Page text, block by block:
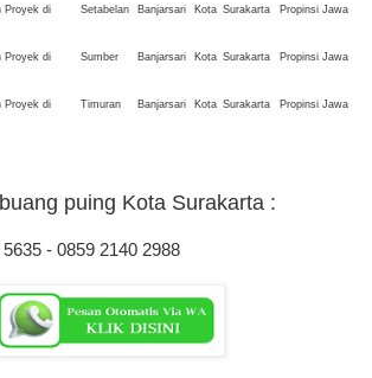
Proyek di
Setabelan Banjarsari Kota Surakarta
Propinsi Jawa
Proyek di
Sumber Banjarsari Kota Surakarta
Propinsi Jawa
Proyek di
Timuran Banjarsari Kota Surakarta
Propinsi Jawa
puing Kota Surakarta :
- 0859 2140 2988